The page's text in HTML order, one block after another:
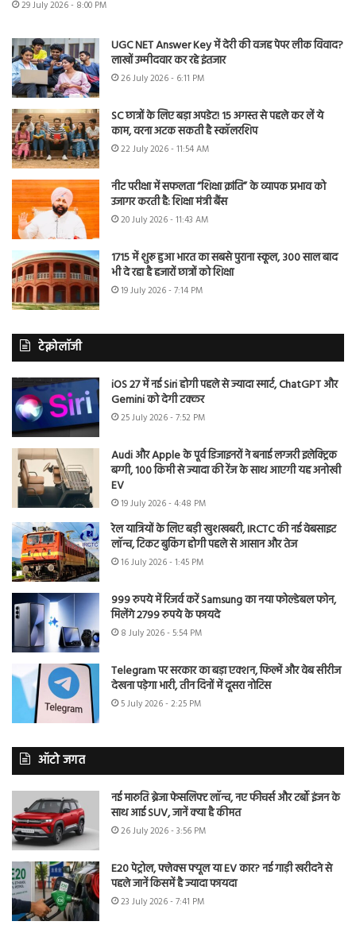
29 July 2026 - 8:00 PM
UGC NET Answer Key में देरी की वजह पेपर लीक विवाद?
लाखों उम्मीदवार कर रहे इंतजार
26 July 2026 - 6:11 PM
SC छात्रों के लिए बड़ा अपडेट! 15 अगस्त से पहले कर लें ये
काम, वरना अटक सकती है स्कॉलरशिप
22 July 2026 - 11:54 AM
नीट परीक्षा में सफलता “शिक्षा क्रांति” के व्यापक प्रभाव को
उजागर करती है: शिक्षा मंत्री बैंस
20 July 2026 - 11:43 AM
1715 में शुरू हुआ भारत का सबसे पुराना स्कूल, 300 साल बाद
भी दे रहा है हजारों छात्रों को शिक्षा
19 July 2026 - 7:14 PM
टेक्नोलॉजी
iOS 27 में नई Siri होगी पहले से ज्यादा स्मार्ट, ChatGPT और
Gemini को देगी टक्कर
25 July 2026 - 7:52 PM
Audi और Apple के पूर्व डिजाइनरों ने बनाई लग्जरी इलेक्ट्रिक
बग्गी, 100 किमी से ज्यादा की रेंज के साथ आएगी यह अनोखी
EV
19 July 2026 - 4:48 PM
रेल यात्रियों के लिए बड़ी खुशखबरी, IRCTC की नई वेबसाइट
लॉन्च, टिकट बुकिंग होगी पहले से आसान और तेज
16 July 2026 - 1:45 PM
999 रुपये में रिजर्व करें Samsung का नया फोल्डेबल फोन,
मिलेंगे 2799 रुपये के फायदे
8 July 2026 - 5:54 PM
Telegram पर सरकार का बड़ा एक्शन, फिल्में और वेब सीरीज
देखना पड़ेगा भारी, तीन दिनों में दूसरा नोटिस
5 July 2026 - 2:25 PM
ऑटो जगत
नई मारुति ब्रेजा फेसलिफ्ट लॉन्च, नए फीचर्स और टर्बो इंजन के
साथ आई SUV, जानें क्या है कीमत
26 July 2026 - 3:56 PM
E20 पेट्रोल, फ्लेक्स फ्यूल या EV कार? नई गाड़ी खरीदने से
पहले जानें किसमें है ज्यादा फायदा
23 July 2026 - 7:41 PM